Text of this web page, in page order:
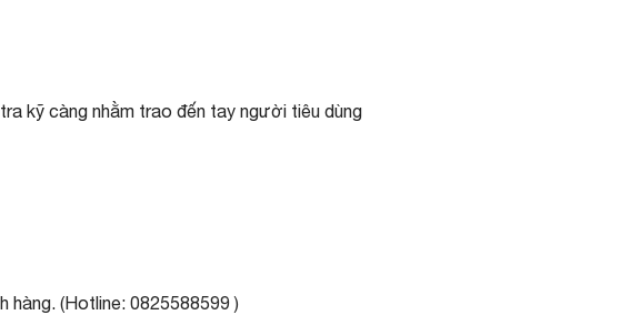
kỹ càng nhằm trao đến tay người tiêu dùng
hàng. (Hotline: 0825588599 )